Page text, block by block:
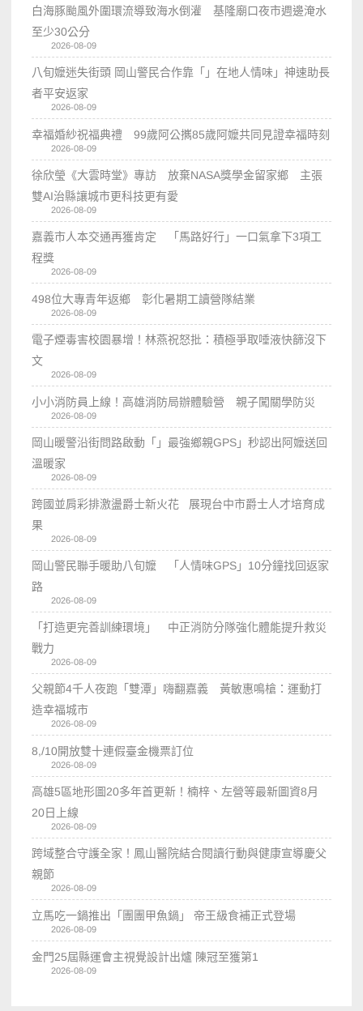
白海豚颱風外圍環流導致海水倒灌 基隆廟口夜市週邊淹水
至少30公分
2026-08-09
八旬嬤迷失街頭 岡山警民合作靠「」在地人情味」神速助長
者平安返家
2026-08-09
幸福婚紗祝福典禮 99歲阿公𢹂85歲阿嬤共同見證幸福時刻
2026-08-09
徐欣瑩《大雲時堂》專訪 放棄NASA獎學金留家鄉 主張
雙AI治縣讓城市更科技更有愛
2026-08-09
嘉義市人本交通再獲肯定 「馬路好行」一口氣拿下3項工
程獎
2026-08-09
498位大專青年返鄉 彰化暑期工讀營隊結業
2026-08-09
電子煙毒害校園暴增！林燕祝怒批：積極爭取唾液快篩沒下
文
2026-08-09
小小消防員上線！高雄消防局辦體驗營 親子闖關學防災
2026-08-09
岡山暖警沿街問路啟動「」最強鄉親GPS」秒認出阿嬤送回
溫暖家
2026-08-09
跨國並肩彩排激盪爵士新火花 展現台中市爵士人才培育成
果
2026-08-09
岡山警民聯手暖助八旬嬤 「人情味GPS」10分鐘找回返家
路
2026-08-09
「打造更完善訓練環境」 中正消防分隊強化體能提升救災
戰力
2026-08-09
父親節4千人夜跑「雙潭」嗨翻嘉義 黃敏惠鳴槍：運動打
造幸福城市
2026-08-09
8,/10開放雙十連假臺金機票訂位
2026-08-09
高雄5區地形圖20多年首更新！楠梓、左營等最新圖資8月
20日上線
2026-08-09
跨域整合守護全家！鳳山醫院結合閱讀行動與健康宣導慶父
親節
2026-08-09
立馬吃一鍋推出「團團甲魚鍋」 帝王級食補正式登場
2026-08-09
金門25屆縣運會主視覺設計出爐 陳冠至獲第1
2026-08-09